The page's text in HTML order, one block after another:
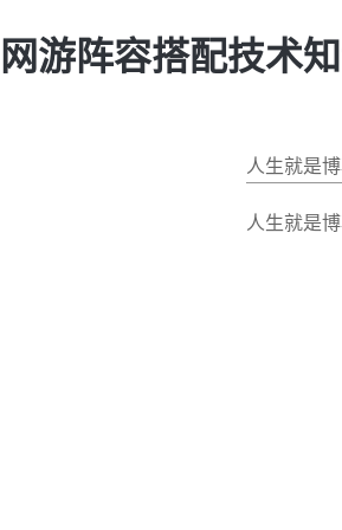
网游阵容搭配技术
人生就是
人生就是